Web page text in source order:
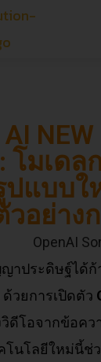
AI
โมเดล
ปแบบใ
วอย่าง
าประดิษฐ์ได้ก้
วยการเปิดตัว
วิดีโอจากข้อคว
โนโลยีใหม่นี้ช่